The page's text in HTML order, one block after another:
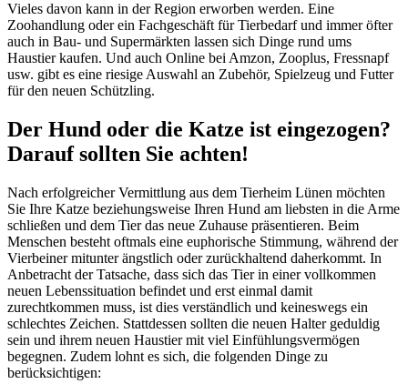
Vieles davon kann in der Region erworben werden. Eine
Zoohandlung oder ein Fachgeschäft für Tierbedarf und immer öfter
auch in Bau- und Supermärkten lassen sich Dinge rund ums
Haustier kaufen. Und auch Online bei Amzon, Zooplus, Fressnapf
usw. gibt es eine riesige Auswahl an Zubehör, Spielzeug und Futter
für den neuen Schützling.
Der Hund oder die Katze ist eingezogen?
Darauf sollten Sie achten!
Nach erfolgreicher Vermittlung aus dem Tierheim Lünen möchten
Sie Ihre Katze beziehungsweise Ihren Hund am liebsten in die Arme
schließen und dem Tier das neue Zuhause präsentieren. Beim
Menschen besteht oftmals eine euphorische Stimmung, während der
Vierbeiner mitunter ängstlich oder zurückhaltend daherkommt. In
Anbetracht der Tatsache, dass sich das Tier in einer vollkommen
neuen Lebenssituation befindet und erst einmal damit
zurechtkommen muss, ist dies verständlich und keineswegs ein
schlechtes Zeichen. Stattdessen sollten die neuen Halter geduldig
sein und ihrem neuen Haustier mit viel Einfühlungsvermögen
begegnen. Zudem lohnt es sich, die folgenden Dinge zu
berücksichtigen: